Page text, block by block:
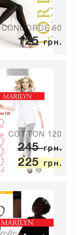
CONCORDE 60
125грн.
COTTON 120
245грн.
225 грн.